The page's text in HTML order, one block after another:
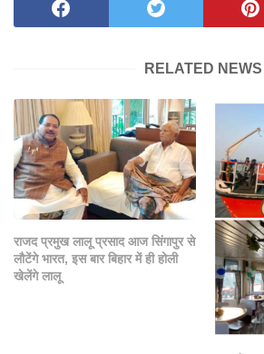
RELATED NEWS
राजद प्रमुख लालू प्रसाद आज सिंगापुर से
लौटेंगे भारत, इस बार बिहार में ही होली
खेलेंगे लालू